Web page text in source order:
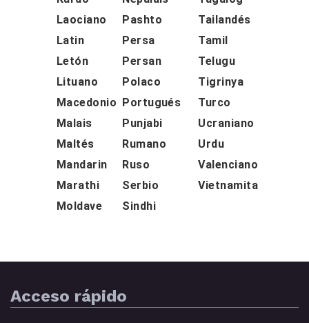
Laociano
Latin
Letón
Lituano
Macedonio
Malais
Maltés
Mandarin
Marathi
Moldave
Pashto
Persa
Persan
Polaco
Portugués
Punjabi
Rumano
Ruso
Serbio
Sindhi
Tailandés
Tamil
Telugu
Tigrinya
Turco
Ucraniano
Urdu
Valenciano
Vietnamita
Acceso rápido